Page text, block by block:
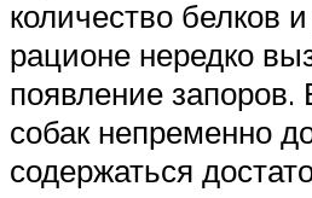
количество белков
рационе нередко
появление запоров.
собак непременно
содержаться